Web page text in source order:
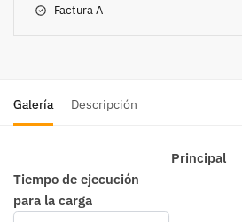
Factura A
Galería Descripción
Principal
Tiempo de ejecución
para la carga